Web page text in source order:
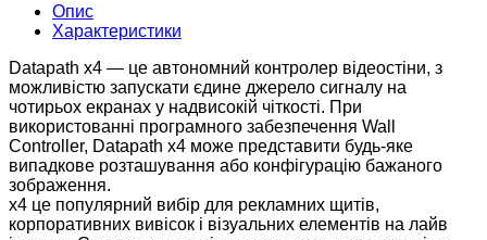
Опис
Характеристики
Datapath x4 — це автономний контролер відеостіни, з
можливістю запускати єдине джерело сигналу на
чотирьох екранах у надвисокій чіткості. При
використованні програмного забезпечення Wall
Controller, Datapath x4 може представити будь-яке
випадкове розташування або конфігурацію бажаного
зображення.
x4 це популярний вибір для рекламних щитів,
корпоративних вивісок і візуальних елементів на лайв